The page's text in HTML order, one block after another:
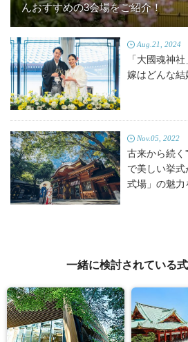
んおすすめの3会場をご紹介！
Aug.21, 2024
「大國魂神
嫁はどんな結
Nov.05, 2022
古来から続く
で美しい挙
式場」の魅力
一緒に検討されている